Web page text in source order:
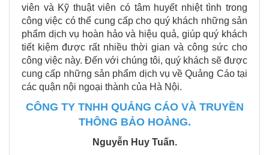
viên và Kỹ thuật viên có tâm huyết nhiệt tình trong
công việc có thể cung cấp cho quý khách những sản
phẩm dịch vụ hoàn hảo và hiệu quả, giúp quý khách
tiết kiệm được rất nhiều thời gian và công sức cho
công việc này. Đến với chúng tôi, quý khách sẽ được
cung cấp những sản phẩm dịch vụ về Quảng Cáo tại
các quận nội ngoại thành của Hà Nội.
CÔNG TY TNHH QUẢNG CÁO VÀ TRUYỀN
THÔNG BẢO HOÀNG.
Nguyễn Huy Tuấn.